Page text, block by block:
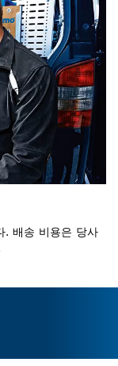
. 배송 비용은 당사